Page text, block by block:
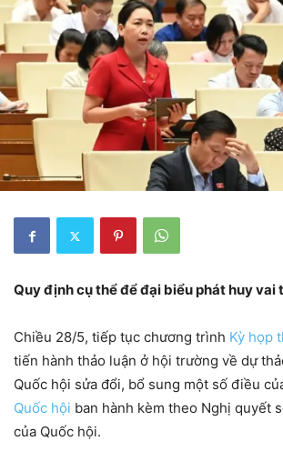
Quy định cụ thể để đại biểu phát huy vai
Chiều 28/5, tiếp tục chương trình Kỳ họp
tiến hành thảo luận ở hội trường về dự
Quốc hội sửa đổi, bổ sung một số điều
Quốc hội ban hành kèm theo Nghị quyết
của Quốc hội.